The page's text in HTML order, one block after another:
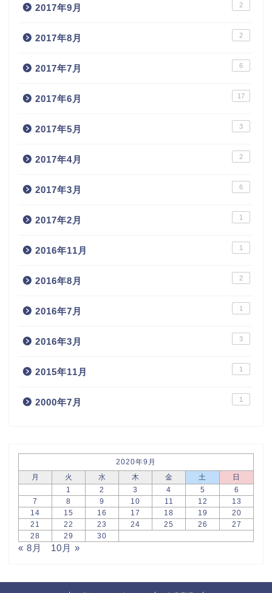
2017年9月 2
2017年8月 2
2017年7月 6
2017年6月 17
2017年5月 3
2017年4月 2
2017年3月 6
2017年2月 1
2016年11月 1
2016年8月 2
2016年7月 1
2016年3月 3
2015年11月 1
2000年7月 1
2020年9月
月
火 水 木 金 土
日
1
2 3 4 5
6
7
8 9 10 11 12
13
14
15 16 17 18 19
20
21
22 23 24 25 26
27
28
29 30
« 8月 10月 »